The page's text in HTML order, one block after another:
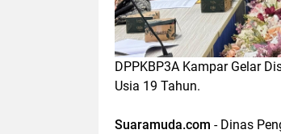
DPPKBP3A Kampar Gelar
Usia 19 Tahun.
Suaramuda.com - Dinas